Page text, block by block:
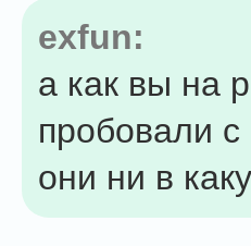
exfun:
а как вы на
пробовали
они ни в